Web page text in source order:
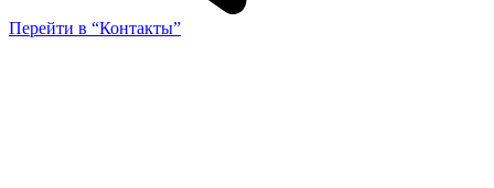
Перейти в “Контакты”